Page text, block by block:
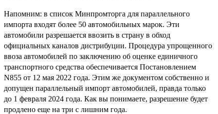
Напомним: в список Минпромторга для параллельного
импорта входят более 50 автомобильных марок. Эти
автомобили разрешается ввозить в страну в обход
официальных каналов дистрибуции. Процедура упрощенного
ввоза автомобилей по заключению об оценке единичного
транспортного средства обеспечивается Постановлением
N855 от 12 мая 2022 года. Этим же документом собственно и
допущен параллельный импорт автомобилей, правда только
до 1 февраля 2024 года. Как вы понимаете, разрешение будет
продлено еще на три с лишним года.